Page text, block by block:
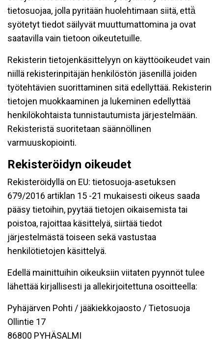
tietosuojaa, jolla pyritään huolehtimaan siitä, että̈
syötetyt tiedot säilyvät muuttumattomina ja ovat
saatavilla vain tietoon oikeutetuille.
Rekisterin tietojenkäsittelyyn on käyttöoikeudet vain
niillä rekisterinpitäjän henkilöstön jäsenillä joiden
työtehtävien suorittaminen sitä edellyttää. Rekisterin
tietojen muokkaaminen ja lukeminen edellyttää
henkilökohtaista tunnistautumista järjestelmään.
Rekisteristä suoritetaan säännöllinen
varmuuskopiointi.
Rekisteröidyn oikeudet
Rekisteröidyllä on EU: tietosuoja-asetuksen
679/2016 artiklan 15 -21 mukaisesti oikeus saada
pääsy tietoihin, pyytää tietojen oikaisemista tai
poistoa, rajoittaa käsittelyä, siirtää tiedot
järjestelmästä toiseen sekä vastustaa
henkilötietojen käsittelyä.
Edellä mainittuihin oikeuksiin viitaten pyynnöt tulee
lähettää kirjallisesti ja allekirjoitettuna osoitteella:
Pyhäjärven Pohti / jääkiekkojaosto / Tietosuoja
Ollintie 17
86800 PYHÄSALMI